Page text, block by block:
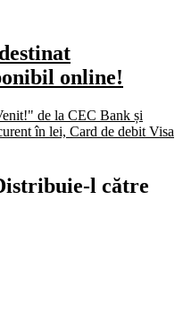
online!
de la CEC Bank și
în lei, Card de debit Visa
l către